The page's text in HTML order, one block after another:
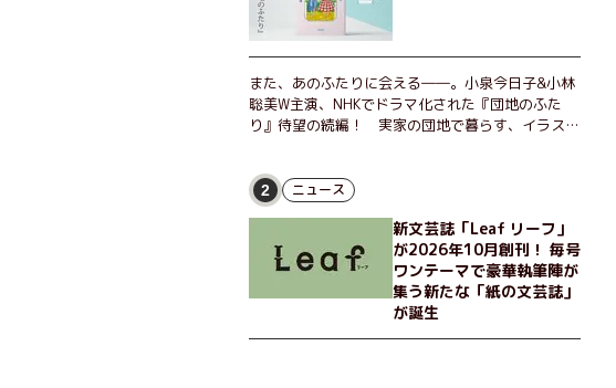
また、あのふたりに会える――。小泉今日子&小林
聡美W主演、NHKでドラマ化された『団地のふた
り』待望の続編！ 実家の団地で暮らす、イラスト
ょっとした贅沢を楽しんだり、近所のおばちゃんの
恋バナを聞いてあげたり、部屋でふたりだけの「台
湾映画祭」を催したり。50代独身、幼なじみの変
わらぬ友情とささやかな幸せの日々を描く。
2 ニュース
新文芸誌「Leaf リーフ」
が2026年10月創刊！ 毎号
ワンテーマで豪華執筆陣が
集う新たな「紙の文芸誌」
が誕生